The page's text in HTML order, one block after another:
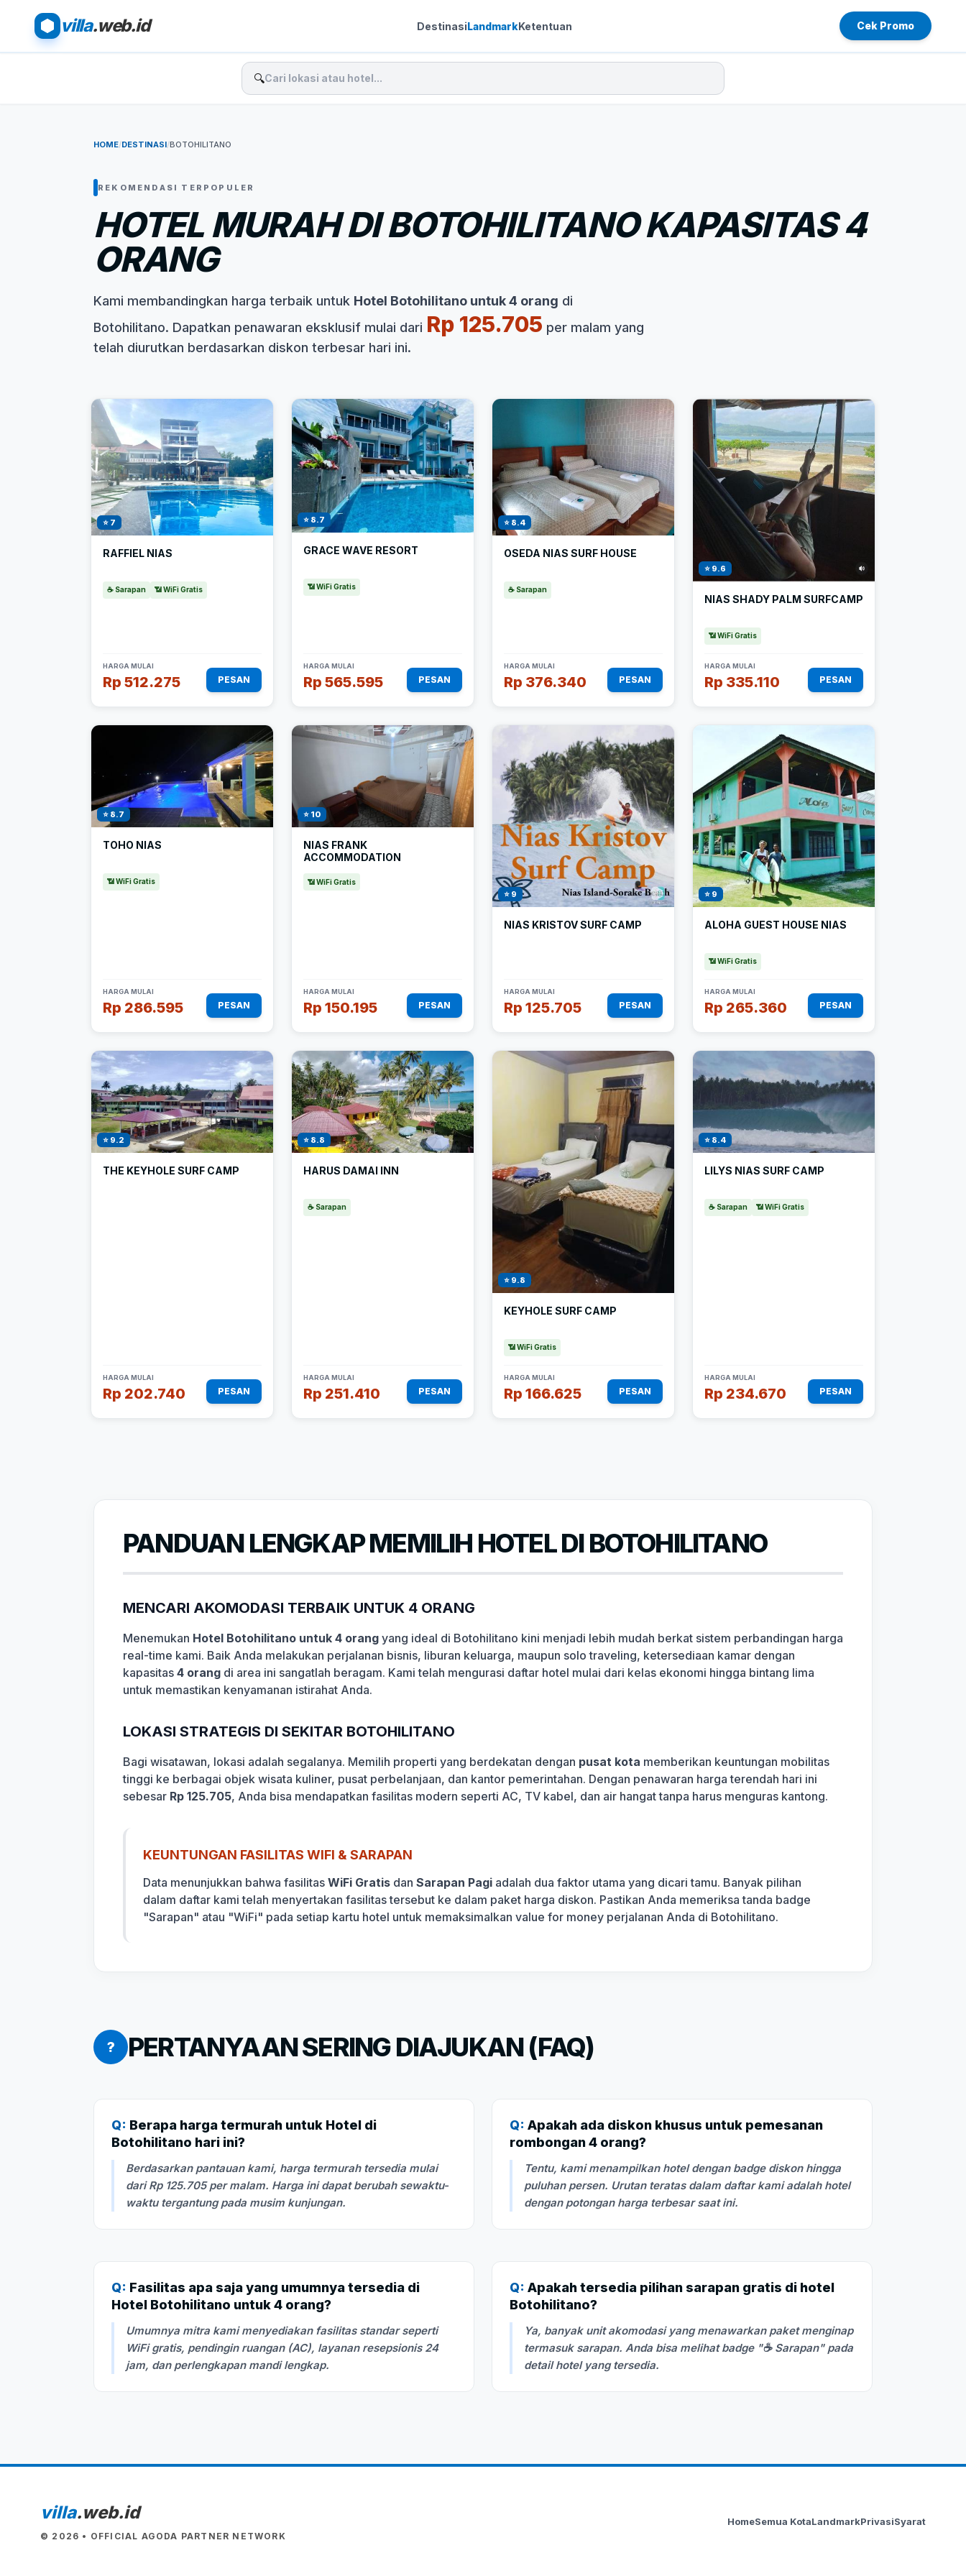
villa.web.id DestinasiLandmarkKetentuan Cek Promo
🔍
HOME/DESTINASI/BOTOHILITANO
REKOMENDASI TERPOPULER
HOTEL MURAH DI BOTOHILITANO KAPASITAS 4
ORANG
Kami membandingkan harga terbaik untuk Hotel Botohilitano untuk 4 orang di
Botohilitano. Dapatkan penawaran eksklusif mulai dari Rp 125.705 per malam yang
telah diurutkan berdasarkan diskon terbesar hari ini.
⭐ 7
RAFFIEL NIAS
☕ Sarapan 📶 WiFi Gratis
HARGA MULAI
Rp 512.275 PESAN
⭐ 8.7
GRACE WAVE RESORT
📶 WiFi Gratis
HARGA MULAI
Rp 565.595 PESAN
⭐ 8.4
OSEDA NIAS SURF HOUSE
☕ Sarapan
HARGA MULAI
Rp 376.340 PESAN
⭐ 9.6
NIAS SHADY PALM SURFCAMP
📶 WiFi Gratis
HARGA MULAI
Rp 335.110 PESAN
⭐ 8.7
TOHO NIAS
📶 WiFi Gratis
HARGA MULAI
Rp 286.595 PESAN
⭐ 10
NIAS FRANK
ACCOMMODATION
📶 WiFi Gratis
HARGA MULAI
Rp 150.195 PESAN
⭐ 9
NIAS KRISTOV SURF CAMP
HARGA MULAI
Rp 125.705 PESAN
⭐ 9
ALOHA GUEST HOUSE NIAS
📶 WiFi Gratis
HARGA MULAI
Rp 265.360 PESAN
⭐ 9.2
THE KEYHOLE SURF CAMP
HARGA MULAI
Rp 202.740 PESAN
⭐ 8.8
HARUS DAMAI INN
☕ Sarapan
HARGA MULAI
Rp 251.410 PESAN
⭐ 9.8
KEYHOLE SURF CAMP
📶 WiFi Gratis
HARGA MULAI
Rp 166.625 PESAN
⭐ 8.4
LILYS NIAS SURF CAMP
☕ Sarapan 📶 WiFi Gratis
HARGA MULAI
Rp 234.670 PESAN
PANDUAN LENGKAP MEMILIH HOTEL DI BOTOHILITANO
MENCARI AKOMODASI TERBAIK UNTUK 4 ORANG
Menemukan Hotel Botohilitano untuk 4 orang yang ideal di Botohilitano kini menjadi lebih mudah berkat sistem perbandingan harga
real-time kami. Baik Anda melakukan perjalanan bisnis, liburan keluarga, maupun solo traveling, ketersediaan kamar dengan
kapasitas 4 orang di area ini sangatlah beragam. Kami telah mengurasi daftar hotel mulai dari kelas ekonomi hingga bintang lima
untuk memastikan kenyamanan istirahat Anda.
LOKASI STRATEGIS DI SEKITAR BOTOHILITANO
Bagi wisatawan, lokasi adalah segalanya. Memilih properti yang berdekatan dengan pusat kota memberikan keuntungan mobilitas
tinggi ke berbagai objek wisata kuliner, pusat perbelanjaan, dan kantor pemerintahan. Dengan penawaran harga terendah hari ini
sebesar Rp 125.705, Anda bisa mendapatkan fasilitas modern seperti AC, TV kabel, dan air hangat tanpa harus menguras kantong.
KEUNTUNGAN FASILITAS WIFI & SARAPAN
Data menunjukkan bahwa fasilitas WiFi Gratis dan Sarapan Pagi adalah dua faktor utama yang dicari tamu. Banyak pilihan
dalam daftar kami telah menyertakan fasilitas tersebut ke dalam paket harga diskon. Pastikan Anda memeriksa tanda badge
"Sarapan" atau "WiFi" pada setiap kartu hotel untuk memaksimalkan value for money perjalanan Anda di Botohilitano.
? PERTANYAAN SERING DIAJUKAN (FAQ)
Q: Berapa harga termurah untuk Hotel di
Botohilitano hari ini?
Berdasarkan pantauan kami, harga termurah tersedia mulai
dari Rp 125.705 per malam. Harga ini dapat berubah sewaktu-
waktu tergantung pada musim kunjungan.
Q: Apakah ada diskon khusus untuk pemesanan
rombongan 4 orang?
Tentu, kami menampilkan hotel dengan badge diskon hingga
puluhan persen. Urutan teratas dalam daftar kami adalah hotel
dengan potongan harga terbesar saat ini.
Q: Fasilitas apa saja yang umumnya tersedia di
Hotel Botohilitano untuk 4 orang?
Umumnya mitra kami menyediakan fasilitas standar seperti
WiFi gratis, pendingin ruangan (AC), layanan resepsionis 24
jam, dan perlengkapan mandi lengkap.
Q: Apakah tersedia pilihan sarapan gratis di hotel
Botohilitano?
Ya, banyak unit akomodasi yang menawarkan paket menginap
termasuk sarapan. Anda bisa melihat badge "☕ Sarapan" pada
detail hotel yang tersedia.
villa.web.id
© 2026 • OFFICIAL AGODA PARTNER NETWORK
HomeSemua KotaLandmarkPrivasiSyarat